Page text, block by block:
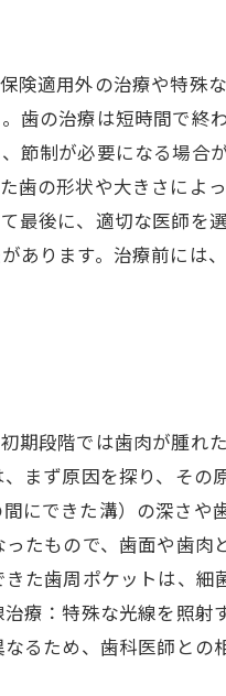
険適用外の治療や特殊
歯の治療は短時間で終
節制が必要になる場合
の形状や大きさによ
最後に、適切な医師を
あります。治療前には
段階では歯肉が腫れ
まず原因を探り、そ
にできた溝）の深さや
たもので、歯面や歯
た歯周ポケットは、
療：特殊な光線を照
るため、歯科医師と